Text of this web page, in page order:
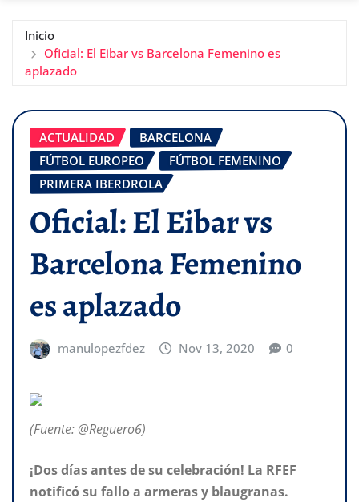
Inicio
Oficial: El Eibar vs Barcelona Femenino es
aplazado
ACTUALIDAD
BARCELONA
FÚTBOL EUROPEO
FÚTBOL FEMENINO
PRIMERA IBERDROLA
Oficial: El Eibar vs
Barcelona Femenino
es aplazado
manulopezfdez Nov 13, 2020 0
(Fuente: @Reguero6)
¡Dos días antes de su celebración! La RFEF
notificó su fallo a armeras y blaugranas.